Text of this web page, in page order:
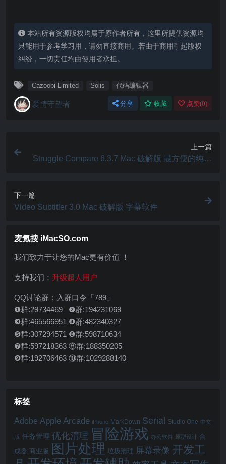
本站所有资源版权均属于原作者所有，这里所提供资源均
只能用于参考学习用，请勿直接商用。若由于商用引起版权
纠纷，一切责任均由使用者承担。
Cazoobi Limited Solis 代码编辑器
爱情守望者 分享 收藏 点赞(0)
上一篇
Struggle Compare 6.3.7 Mac 破解版 最方便的纯文
下一篇
Video Subtitler 3.0 Mac 破解版 字幕软件
麦氪搜 iMacSO.com
我们致力于让您的Mac更有价值 ！
支持我们： 升级超人用户
QQ讨论群：入群口令「789」
❶群:29734469 ❷群:194231069
❸群:465566951 ❹群:482340327
❺群:307294571 ❻群:598710634
❼群:597218363 ⑧群:188350205
❾群:192706463 ⑩群:1029288140
标签
Adobe Apple Arcade iPhone MarkDown Serial Studio One 中文
版 任务管理 优化清理 冒险游戏 办公软件 原型设计 合
成器 商业版 图片处理 垃圾清理 屏幕录像 开发工